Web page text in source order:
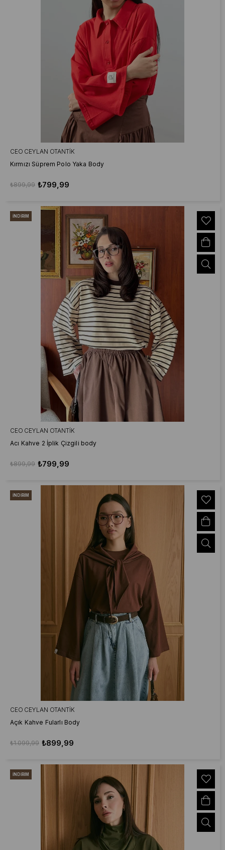
CEO CEYLAN OTANTIK
Kırmızı Süprem Polo Yaka Body
₺799,99
₺899,99
CEO CEYLAN OTANTIK
Acı Kahve 2 İplik Çizgili body
₺799,99
₺899,99
İNDIRIM
CEO CEYLAN OTANTIK
Açık Kahve Fularlı Body
₺899,99
₺1.099,99
İNDIRIM
İNDIRIM